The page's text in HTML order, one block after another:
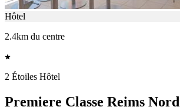
Hôtel
2.4km du centre
2 Étoiles Hôtel
Premiere Classe Reims